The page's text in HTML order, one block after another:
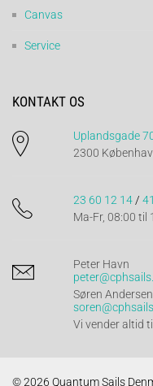
Canvas
Service
KONTAKT OS
Uplandsgade
2300
23 60 12 14/
Ma-Fr, 08:00 til
Peter Havn
Søren Andersen
Vi vender altid
© 2026 Quantum Sails